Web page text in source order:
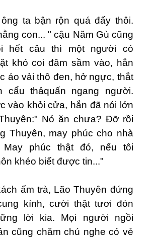
ta bận rộn quá đấy thôi.
con... " cậu Năm Gù cũng
hết câu thì một người có
khó coi đâm sầm vào, hắn
áo vải thô đen, hở ngực, thắt
cẩu thảquấn ngang người.
vào khỏi cửa, hắn đã nói lớn
Nó ăn chưa? Đỡ rồi
Thuyên, may phúc cho nhà
phúc thật đó, nếu tôi
khéo biết được tin..."
ấm trà, Lão Thuyên đứng
kính, cười thật tươi đón
lời kia. Mọi người ngồi
cũng chăm chú nghe có vẻ